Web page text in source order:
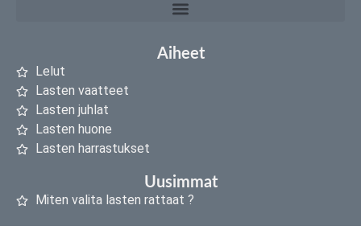
Aiheet
Lelut
Lasten vaatteet
Lasten juhlat
Lasten huone
Lasten harrastukset
Uusimmat
Miten valita lasten rattaat ?